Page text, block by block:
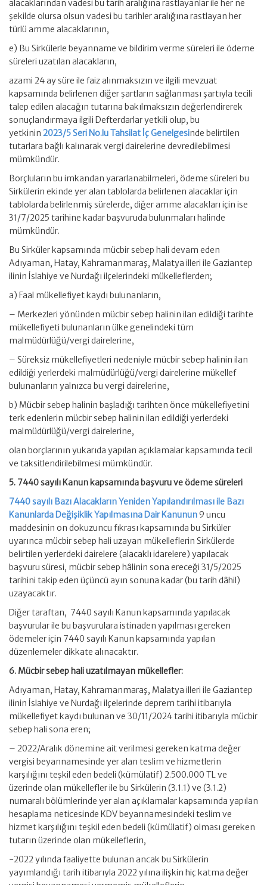
alacaklarından vadesi bu tarih aralığına rastlayanlar ile her ne
şekilde olursa olsun vadesi bu tarihler aralığına rastlayan her
türlü amme alacaklarının,
e) Bu Sirkülerle beyanname ve bildirim verme süreleri ile ödeme
süreleri uzatılan alacakların,
azami 24 ay süre ile faiz alınmaksızın ve ilgili mevzuat
kapsamında belirlenen diğer şartların sağlanması şartıyla tecili
talep edilen alacağın tutarına bakılmaksızın değerlendirerek
sonuçlandırmaya ilgili Defterdarlar yetkili olup, bu
yetkinin 2023/5 Seri No.lu Tahsilat İç Genelgesinde belirtilen
tutarlara bağlı kalınarak vergi dairelerine devredilebilmesi
mümkündür.
Borçluların bu imkandan yararlanabilmeleri, ödeme süreleri bu
Sirkülerin ekinde yer alan tablolarda belirlenen alacaklar için
tablolarda belirlenmiş sürelerde, diğer amme alacakları için ise
31/7/2025 tarihine kadar başvuruda bulunmaları halinde
mümkündür.
Bu Sirküler kapsamında mücbir sebep hali devam eden
Adıyaman, Hatay, Kahramanmaraş, Malatya illeri ile Gaziantep
ilinin İslahiye ve Nurdağı ilçelerindeki mükelleflerden;
a) Faal mükellefiyet kaydı bulunanların,
– Merkezleri yönünden mücbir sebep halinin ilan edildiği tarihte
mükellefiyeti bulunanların ülke genelindeki tüm
malmüdürlüğü/vergi dairelerine,
– Süreksiz mükellefiyetleri nedeniyle mücbir sebep halinin ilan
edildiği yerlerdeki malmüdürlüğü/vergi dairelerine mükellef
bulunanların yalnızca bu vergi dairelerine,
b) Mücbir sebep halinin başladığı tarihten önce mükellefiyetini
terk edenlerin mücbir sebep halinin ilan edildiği yerlerdeki
malmüdürlüğü/vergi dairelerine,
olan borçlarının yukarıda yapılan açıklamalar kapsamında tecil
ve taksitlendirilebilmesi mümkündür.
5. 7440 sayılı Kanun kapsamında başvuru ve ödeme süreleri
7440 sayılı Bazı Alacakların Yeniden Yapılandırılması ile Bazı
Kanunlarda Değişiklik Yapılmasına Dair Kanunun9 uncu
maddesinin on dokuzuncu fıkrası kapsamında bu Sirküler
uyarınca mücbir sebep hali uzayan mükelleflerin Sirkülerde
belirtilen yerlerdeki dairelere (alacaklı idarelere) yapılacak
başvuru süresi, mücbir sebep hâlinin sona ereceği 31/5/2025
tarihini takip eden üçüncü ayın sonuna kadar (bu tarih dâhil)
uzayacaktır.
Diğer taraftan, 7440 sayılı Kanun kapsamında yapılacak
başvurular ile bu başvurulara istinaden yapılması gereken
ödemeler için 7440 sayılı Kanun kapsamında yapılan
düzenlemeler dikkate alınacaktır.
6. Mücbir sebep hali uzatılmayan mükellefler:
Adıyaman, Hatay, Kahramanmaraş, Malatya illeri ile Gaziantep
ilinin İslahiye ve Nurdağı ilçelerinde deprem tarihi itibarıyla
mükellefiyet kaydı bulunan ve 30/11/2024 tarihi itibarıyla mücbir
sebep hali sona eren;
– 2022/Aralık dönemine ait verilmesi gereken katma değer
vergisi beyannamesinde yer alan teslim ve hizmetlerin
karşılığını teşkil eden bedeli (kümülatif) 2.500.000 TL ve
üzerinde olan mükellefler ile bu Sirkülerin (3.1.1) ve (3.1.2)
numaralı bölümlerinde yer alan açıklamalar kapsamında yapılan
hesaplama neticesinde KDV beyannamesindeki teslim ve
hizmet karşılığını teşkil eden bedeli (kümülatif) olması gereken
tutarın üzerinde olan mükelleflerin,
-2022 yılında faaliyette bulunan ancak bu Sirkülerin
yayımlandığı tarih itibarıyla 2022 yılına ilişkin hiç katma değer